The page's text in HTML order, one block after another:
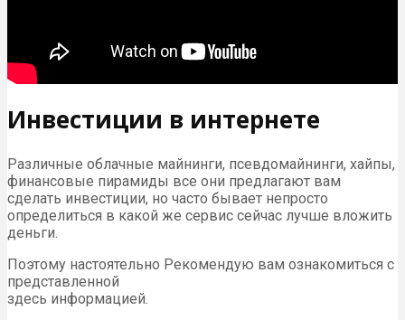
Инвестиции в интернете
Различные облачные майнинги, псевдомайнинги, хайпы,
финансовые пирамиды все они предлагают вам
сделать инвестиции, но часто бывает непросто
определиться в какой же сервис сейчас лучше вложить
деньги.
Поэтому настоятельно Рекомендую вам ознакомиться с
представленной
здесь информацией.